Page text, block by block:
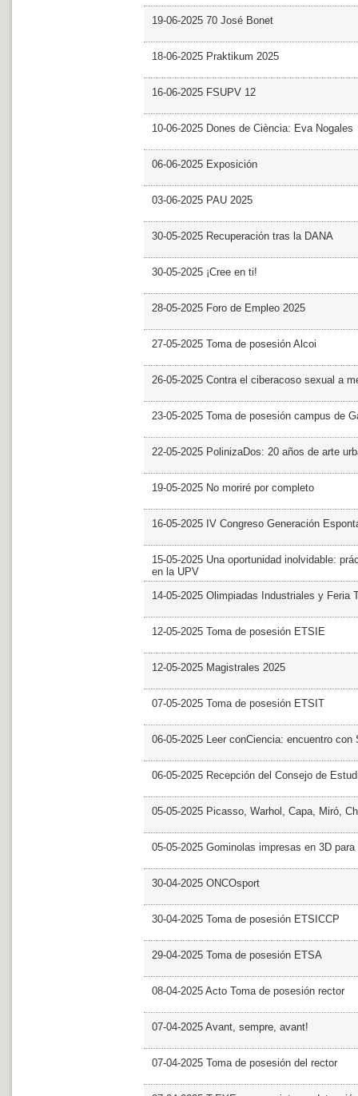
19-06-2025 70 José Bonet
18-06-2025 Praktikum 2025
16-06-2025 FSUPV 12
10-06-2025 Dones de Ciència: Eva Nogales
06-06-2025 Exposición
03-06-2025 PAU 2025
30-05-2025 Recuperación tras la DANA
30-05-2025 ¡Cree en ti!
28-05-2025 Foro de Empleo 2025
27-05-2025 Toma de posesión Alcoi
26-05-2025 Contra el ciberacoso sexual a
23-05-2025 Toma de posesión campus de
22-05-2025 PolinizaDos: 20 años de arte
19-05-2025 No moriré por completo
16-05-2025 IV Congreso Generación
15-05-2025 Una oportunidad inolvidable:
en la UPV
14-05-2025 Olimpiadas Industriales y Feria
12-05-2025 Toma de posesión ETSIE
12-05-2025 Magistrales 2025
07-05-2025 Toma de posesión ETSIT
06-05-2025 Leer conCiencia: encuentro con
06-05-2025 Recepción del Consejo de
05-05-2025 Picasso, Warhol, Capa, Miró,
05-05-2025 Gominolas impresas en 3D
30-04-2025 ONCOsport
30-04-2025 Toma de posesión ETSICCP
29-04-2025 Toma de posesión ETSA
08-04-2025 Acto Toma de posesión rector
07-04-2025 Avant, sempre, avant!
07-04-2025 Toma de posesión del rector